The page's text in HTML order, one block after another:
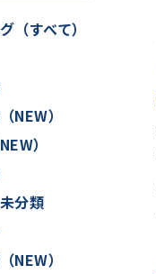
（すべて）
NEW）
）
分類
NEW）